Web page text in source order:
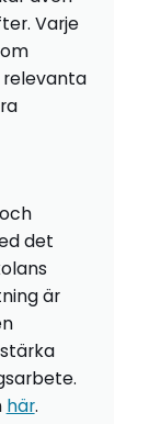
Varje
det
är
här.